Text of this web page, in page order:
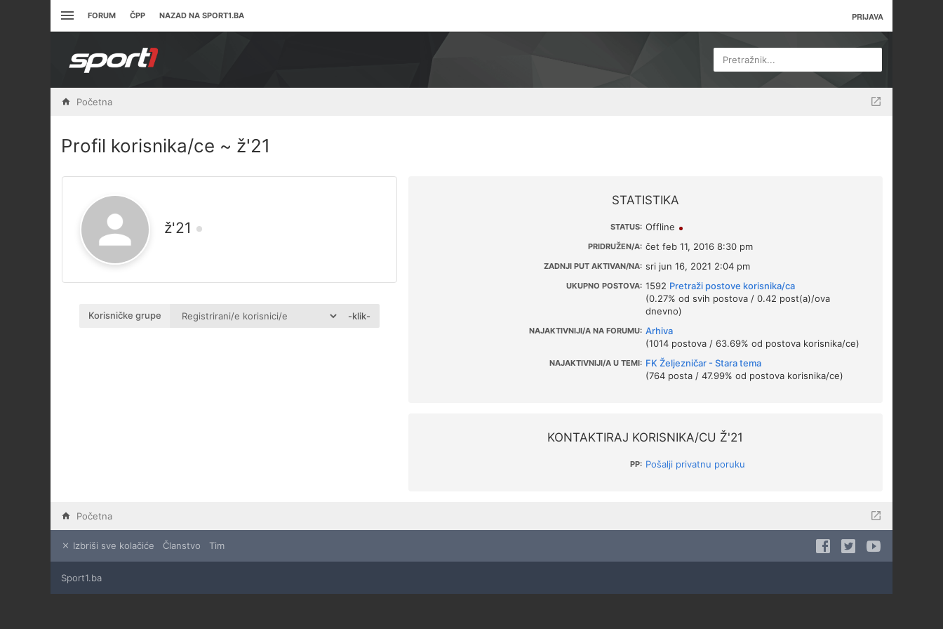
FORUM ČPP NAZAD NA SPORT1.BA PRIJAVA
Pretražnik...
Početna
Profil korisnika/ce ~ ž'21
ž'21
Korisničke grupe -klik-
STATISTIKA
STATUS: Offline
PRIDRUŽEN/A: čet feb 11, 2016 8:30 pm
ZADNJI PUT AKTIVAN/NA: sri jun 16, 2021 2:04 pm
UKUPNO POSTOVA: 1592 Pretraži postove korisnika/ca
(0.27% od svih postova / 0.42 post(a)/ova
dnevno)
NAJAKTIVNIJI/A NA FORUMU: Arhiva
(1014 postova / 63.69% od postova korisnika/ce)
NAJAKTIVNIJI/A U TEMI: FK Željezničar - Stara tema
(764 posta / 47.99% od postova korisnika/ce)
KONTAKTIRAJ KORISNIKA/CU Ž'21
PP: Pošalji privatnu poruku
Početna
Izbriši sve kolačiće Članstvo Tim
Sport1.ba